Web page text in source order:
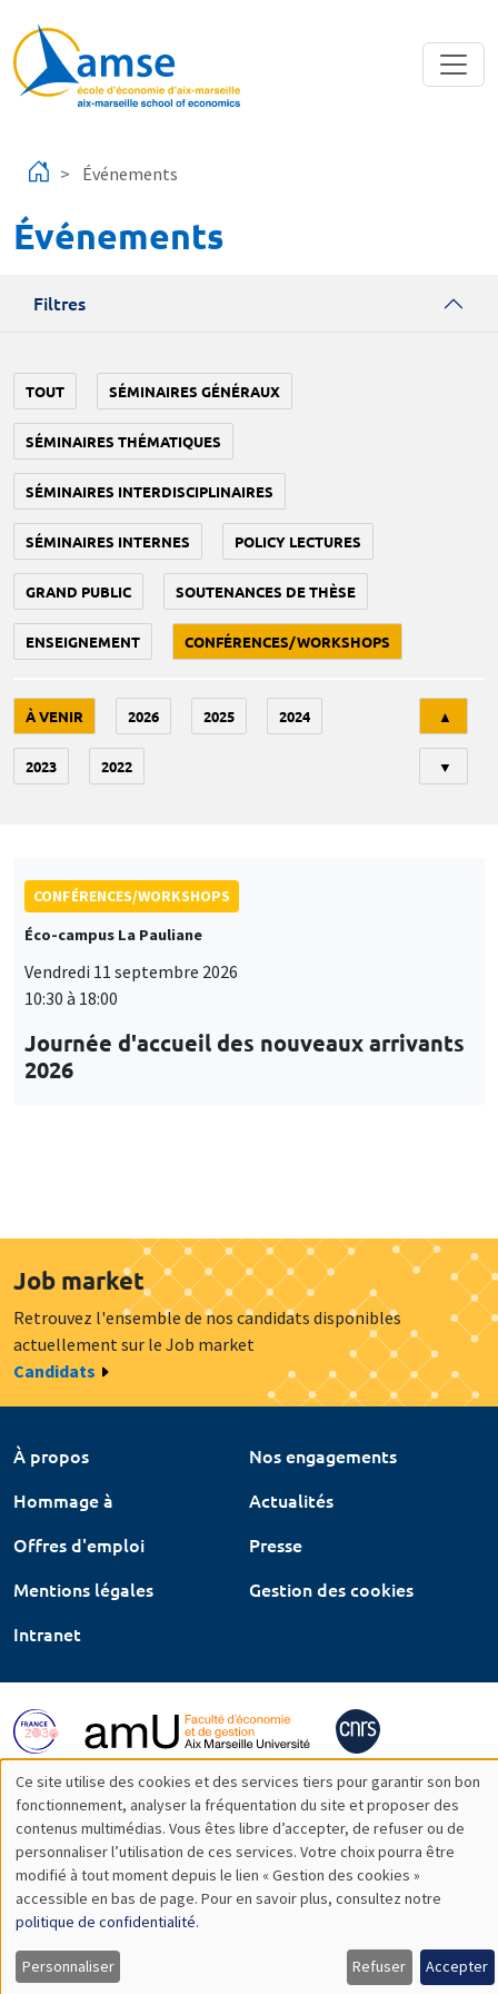
Événements
Événements
Filtres
TOUT SÉMINAIRES GÉNÉRAUX
SÉMINAIRES THÉMATIQUES
SÉMINAIRES INTERDISCIPLINAIRES
SÉMINAIRES INTERNES POLICY LECTURES
GRAND PUBLIC SOUTENANCES DE THÈSE
ENSEIGNEMENT CONFÉRENCES/WORKSHOPS
À VENIR 2026 2025 2024
2023 2022
▲
▼
CONFÉRENCES/WORKSHOPS
Éco-campus La Pauliane
Vendredi 11 septembre 2026
10:30 à 18:00
Journée d'accueil des nouveaux arrivants
2026
Job market
Retrouvez l'ensemble de nos candidats disponibles
actuellement sur le Job market
Candidats
À propos
Nos engagements
Hommage à
Actualités
Offres d'emploi
Presse
Mentions légales
Gestion des cookies
Intranet
Utilisation
des
données
personnelles
et
Ce site utilise des cookies et des services tiers pour garantir son bon
fonctionnement, analyser la fréquentation du site et proposer des
contenus multimédias. Vous êtes libre d’accepter, de refuser ou de
personnaliser l’utilisation de ces services. Votre choix pourra être
modifié à tout moment depuis le lien « Gestion des cookies »
accessible en bas de page. Pour en savoir plus, consultez notre
politique de confidentialité.
Personnaliser Refuser Accepter